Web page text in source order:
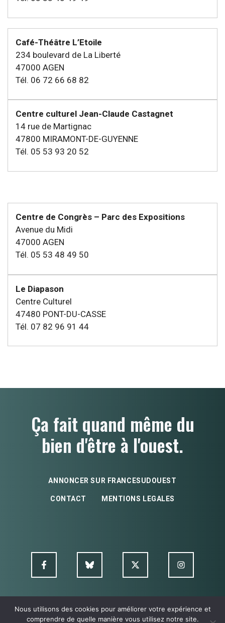
Café-Théâtre L’Etoile
234 boulevard de La Liberté
47000 AGEN
Tél. 06 72 66 68 82
Centre culturel Jean-Claude Castagnet
14 rue de Martignac
47800 MIRAMONT-DE-GUYENNE
Tél. 05 53 93 20 52
Centre de Congrès – Parc des Expositions
Avenue du Midi
47000 AGEN
Tél. 05 53 48 49 50
Le Diapason
Centre Culturel
47480 PONT-DU-CASSE
Tél. 07 82 96 91 44
Ça fait quand même du
bien d'être à l'ouest.
ANNONCER SUR FRANCESUDOUEST
CONTACT MENTIONS LEGALES
© FSO MultimediA - 2026
Nous utilisons des cookies pour améliorer votre expérience et
comprendre de quelle manière vous utilisez notre site.